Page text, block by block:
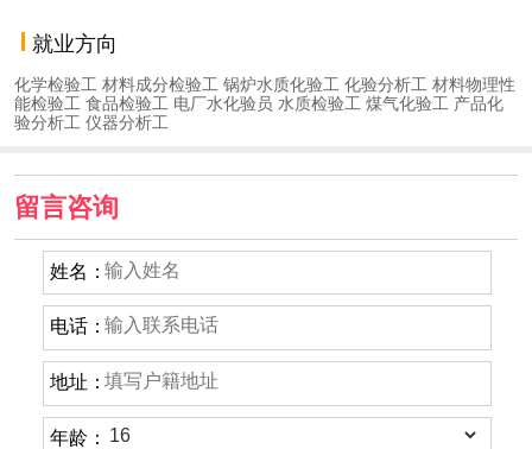
就业方向
化学检验工 材料成分检验工 锅炉水质化验工 化验分析工 材料物理性
能检验工 食品检验工 电厂水化验员 水质检验工 煤气化验工 产品化
验分析工 仪器分析工
留言咨询
姓名：
电话：
地址：
年龄：